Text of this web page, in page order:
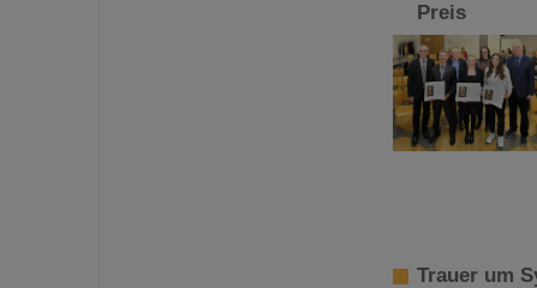
Preis
Trauer um